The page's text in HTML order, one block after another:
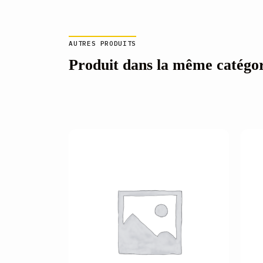
AUTRES PRODUITS
Produit dans la même